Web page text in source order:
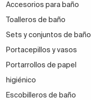
Accesorios para baño
Toalleros de baño
Sets y conjuntos de baño
Portacepillos y vasos
Portarrollos de papel
higiénico
Escobilleros de baño